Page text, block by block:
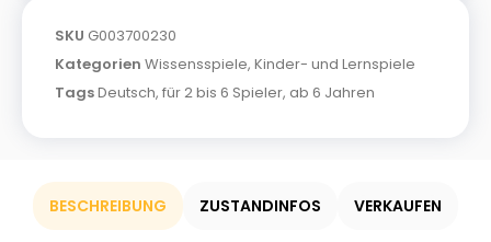
SKU G003700230
Kategorien Wissensspiele, Kinder- und Lernspiele
TagsDeutsch, für 2 bis 6 Spieler, ab 6 Jahren
BESCHREIBUNG ZUSTANDINFOS VERKAUFEN